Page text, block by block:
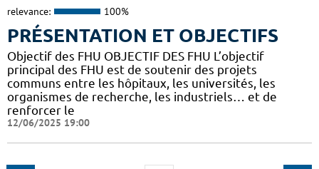
relevance: 100%
PRÉSENTATION ET OBJECTIFS
Objectif des FHU OBJECTIF DES FHU L’objectif
principal des FHU est de soutenir des projets
communs entre les hôpitaux, les universités, les
organismes de recherche, les industriels… et de
renforcer le
12/06/2025 19:00